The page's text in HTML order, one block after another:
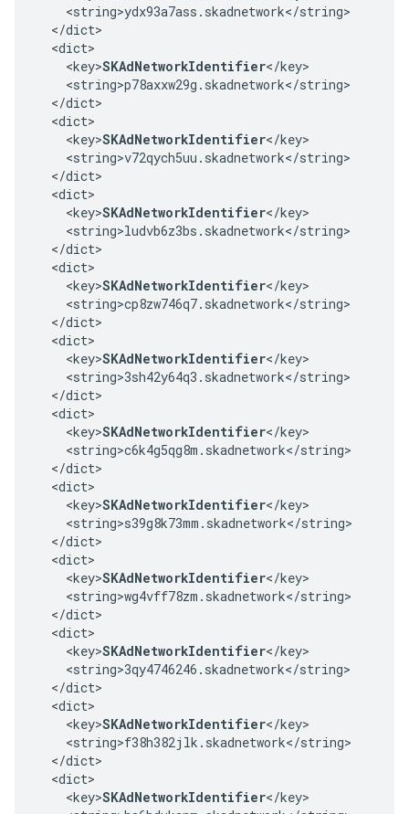
    <string>ydx93a7ass.skadnetwork</string>
  </dict>
  <dict>
    <key>
SKAdNetworkIdentifier</key>
    <string>p78axxw29g.skadnetwork</string>
  </dict>
  <dict>
    <key>
SKAdNetworkIdentifier</key>
    <string>v72qych5uu.skadnetwork</string>
  </dict>
  <dict>
    <key>
SKAdNetworkIdentifier</key>
    <string>ludvb6z3bs.skadnetwork</string>
  </dict>
  <dict>
    <key>
SKAdNetworkIdentifier</key>
    <string>cp8zw746q7.skadnetwork</string>
  </dict>
  <dict>
    <key>
SKAdNetworkIdentifier</key>
    <string>3sh42y64q3.skadnetwork</string>
  </dict>
  <dict>
    <key>
SKAdNetworkIdentifier</key>
    <string>c6k4g5qg8m.skadnetwork</string>
  </dict>
  <dict>
    <key>
SKAdNetworkIdentifier</key>
    <string>s39g8k73mm.skadnetwork</string>
  </dict>
  <dict>
    <key>
SKAdNetworkIdentifier</key>
    <string>wg4vff78zm.skadnetwork</string>
  </dict>
  <dict>
    <key>
SKAdNetworkIdentifier</key>
    <string>3qy4746246.skadnetwork</string>
  </dict>
  <dict>
    <key>
SKAdNetworkIdentifier</key>
    <string>f38h382jlk.skadnetwork</string>
  </dict>
  <dict>
    <key>
SKAdNetworkIdentifier</key>